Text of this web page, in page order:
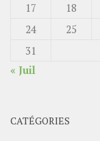
17
18
24
25
31
« Juil
CATÉGORIES